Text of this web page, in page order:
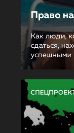
Право
Как люди,
сдаться,
успешными